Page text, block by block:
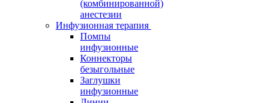
(комбинированной)
анестезии
Инфузионная терапия
Помпы
инфузионные
Коннекторы
безыгольные
Заглушки
инфузионные